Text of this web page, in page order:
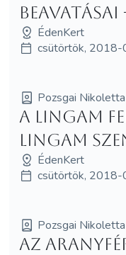
beavatásai
ÉdenKert
csütörtök,
Pozsgai Nikoletta
A Lingam
Lingam
ÉdenKert
csütörtök,
Pozsgai Nikoletta
Az